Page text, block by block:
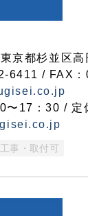
京都杉並区高
6411 / FAX
〜17：30 / 定
工事・取付可